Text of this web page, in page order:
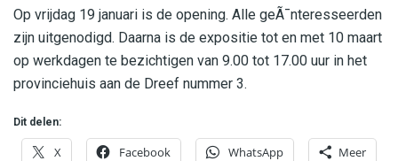
Op vrijdag 19 januari is de opening. Alle geÃ¯nteresseerden
zijn uitgenodigd. Daarna is de expositie tot en met 10 maart
op werkdagen te bezichtigen van 9.00 tot 17.00 uur in het
provinciehuis aan de Dreef nummer 3.
Dit delen:
X Facebook WhatsApp Meer